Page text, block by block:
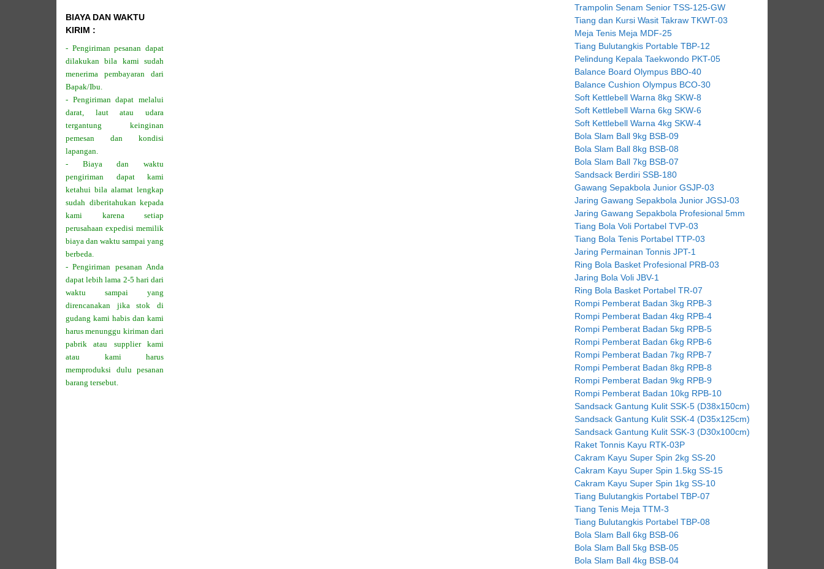
BIAYA DAN WAKTU
KIRIM :
- Pengiriman pesanan dapat
dilakukan bila kami sudah
menerima pembayaran dari
Bapak/Ibu.
- Pengiriman dapat melalui
darat, laut atau udara
tergantung keinginan
pemesan dan kondisi
lapangan.
- Biaya dan waktu
pengiriman dapat kami
ketahui bila alamat lengkap
sudah diberitahukan kepada
kami karena setiap
perusahaan expedisi memilik
biaya dan waktu sampai yang
berbeda.
- Pengiriman pesanan Anda
dapat lebih lama 2-5 hari dari
waktu sampai yang
direncanakan jika stok di
gudang kami habis dan kami
harus menunggu kiriman dari
pabrik atau supplier kami
atau kami harus
memproduksi dulu pesanan
barang tersebut.
Trampolin Senam Senior TSS-125-GW
Tiang dan Kursi Wasit Takraw TKWT-03
Meja Tenis Meja MDF-25
Tiang Bulutangkis Portable TBP-12
Pelindung Kepala Taekwondo PKT-05
Balance Board Olympus BBO-40
Balance Cushion Olympus BCO-30
Soft Kettlebell Warna 8kg SKW-8
Soft Kettlebell Warna 6kg SKW-6
Soft Kettlebell Warna 4kg SKW-4
Bola Slam Ball 9kg BSB-09
Bola Slam Ball 8kg BSB-08
Bola Slam Ball 7kg BSB-07
Sandsack Berdiri SSB-180
Gawang Sepakbola Junior GSJP-03
Jaring Gawang Sepakbola Junior JGSJ-03
Jaring Gawang Sepakbola Profesional 5mm
Tiang Bola Voli Portabel TVP-03
Tiang Bola Tenis Portabel TTP-03
Jaring Permainan Tonnis JPT-1
Ring Bola Basket Profesional PRB-03
Jaring Bola Voli JBV-1
Ring Bola Basket Portabel TR-07
Rompi Pemberat Badan 3kg RPB-3
Rompi Pemberat Badan 4kg RPB-4
Rompi Pemberat Badan 5kg RPB-5
Rompi Pemberat Badan 6kg RPB-6
Rompi Pemberat Badan 7kg RPB-7
Rompi Pemberat Badan 8kg RPB-8
Rompi Pemberat Badan 9kg RPB-9
Rompi Pemberat Badan 10kg RPB-10
Sandsack Gantung Kulit SSK-5 (D38x150cm)
Sandsack Gantung Kulit SSK-4 (D35x125cm)
Sandsack Gantung Kulit SSK-3 (D30x100cm)
Raket Tonnis Kayu RTK-03P
Cakram Kayu Super Spin 2kg SS-20
Cakram Kayu Super Spin 1.5kg SS-15
Cakram Kayu Super Spin 1kg SS-10
Tiang Bulutangkis Portabel TBP-07
Tiang Tenis Meja TTM-3
Tiang Bulutangkis Portabel TBP-08
Bola Slam Ball 6kg BSB-06
Bola Slam Ball 5kg BSB-05
Bola Slam Ball 4kg BSB-04